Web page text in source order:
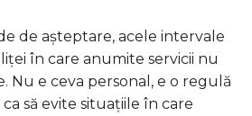
de așteptare, acele intervale
în care anumite servicii nu
Nu e ceva personal, e o regulă
să evite situațiile în care